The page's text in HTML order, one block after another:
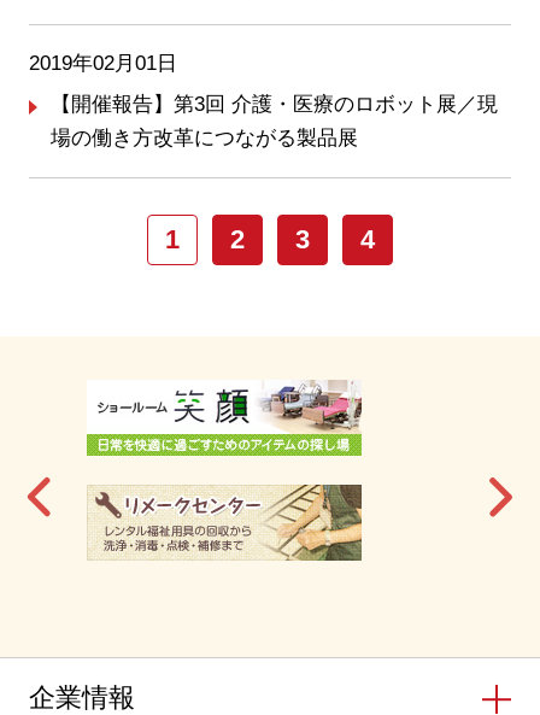
2019年02月01日
【開催報告】第3回 介護・医療のロボット展／現
場の働き方改革につながる製品展
1 2 3 4
企業情報